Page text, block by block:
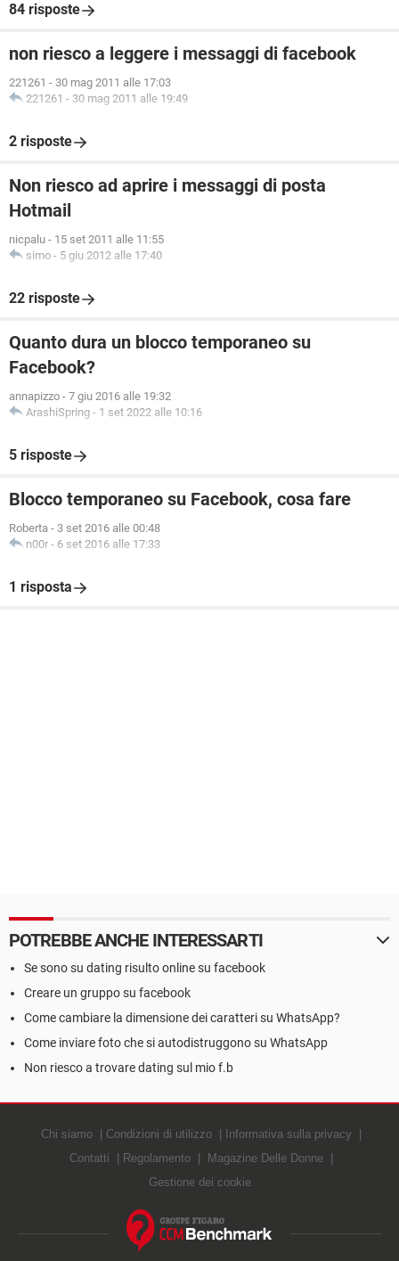
84 risposte
non riesco a leggere i messaggi di facebook
221261 - 30 mag 2011 alle 17:03
221261 - 30 mag 2011 alle 19:49
2 risposte
Non riesco ad aprire i messaggi di posta
Hotmail
nicpalu - 15 set 2011 alle 11:55
simo - 5 giu 2012 alle 17:40
22 risposte
Quanto dura un blocco temporaneo su
Facebook?
annapizzo - 7 giu 2016 alle 19:32
ArashiSpring - 1 set 2022 alle 10:16
5 risposte
Blocco temporaneo su Facebook, cosa fare
Roberta - 3 set 2016 alle 00:48
n00r - 6 set 2016 alle 17:33
1 risposta
POTREBBE ANCHE INTERESSARTI
Se sono su dating risulto online su facebook
Creare un gruppo su facebook
Come cambiare la dimensione dei caratteri su WhatsApp?
Come inviare foto che si autodistruggono su WhatsApp
Non riesco a trovare dating sul mio f.b
Chi siamo Condizioni di utilizzo
Informativa sulla privacy
Contatti
Regolamento
Magazine Delle Donne
Gestione dei cookie